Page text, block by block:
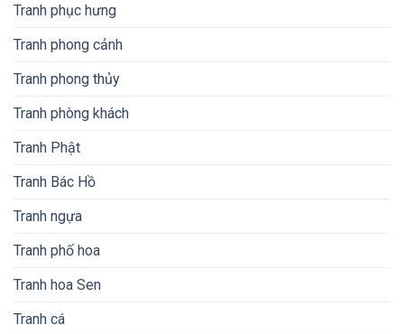
Tranh phục hưng
Tranh phong cảnh
Tranh phong thủy
Tranh phòng khách
Tranh Phật
Tranh Bác Hồ
Tranh ngựa
Tranh phố hoa
Tranh hoa Sen
Tranh cá